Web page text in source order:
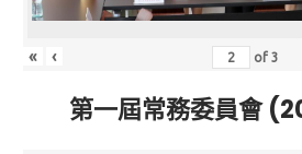
« ‹ of3
第一屆常務委員會